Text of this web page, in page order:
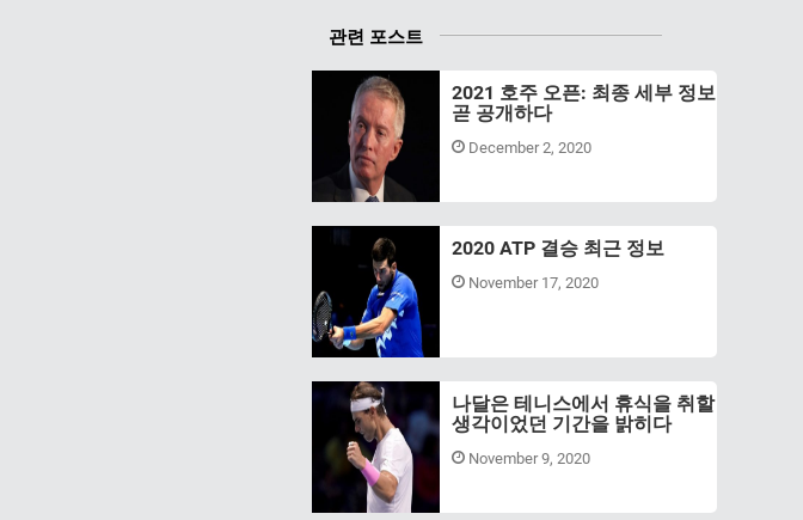
관련 포스트
2021 호주 오픈: 최종 세부 정보
곧 공개하다
December 2, 2020
2020 ATP 결승 최근 정보
November 17, 2020
나달은 테니스에서 휴식을 취할
생각이었던 기간을 밝히다
November 9, 2020